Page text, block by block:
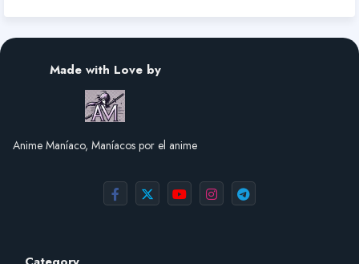
Made with Love by
Anime Maníaco, Maníacos por el anime